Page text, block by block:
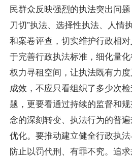
民群众反映强烈的执法突出问
刀切”执法、选择性执法、人情
和案卷评查，切实维护行政相
于完善行政执法标准，细化量
权力寻租空间，让执法既有力
成效，不应只看组织了多少次
题，更要看通过持续的监督和
念的深刻转变、执法行为的普
优化。要推动建立健全行政执
防止以罚代刑、有罪不究。追